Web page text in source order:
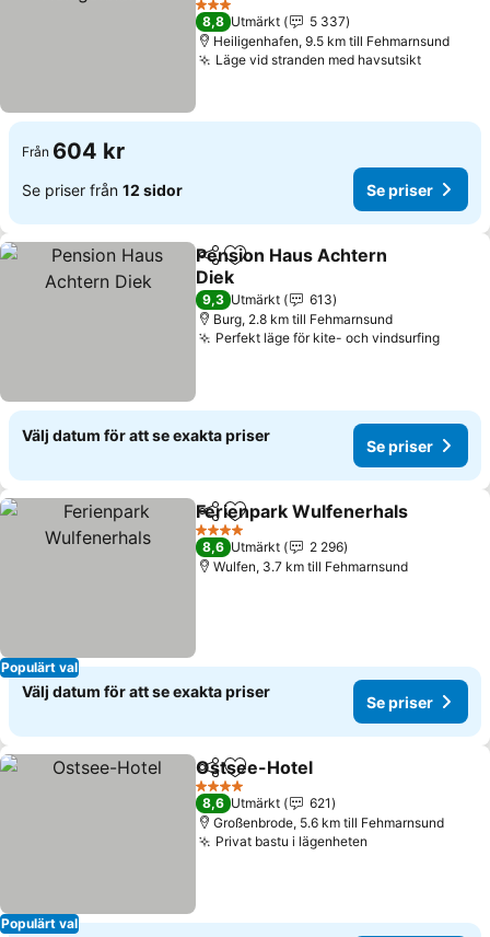
3 Stjärnor
8,8 Utmärkt
5 337
Heiligenhafen, 9.5 km till Fehmarnsund
Läge vid stranden med havsutsikt
Från 604 kr
Se priser från 12 sidor Se priser
Dela Lägg till i Mina Favoriter
Pension Haus Achtern
Diek
9,3 Utmärkt
613
Burg, 2.8 km till Fehmarnsund
Perfekt läge för kite- och vindsurfing
Välj datum för att se exakta priser
Se priser
Populärt val
Dela Lägg till i Mina Favoriter
Ferienpark Wulfenerhals
4 Stjärnor
8,6 Utmärkt
2 296
Wulfen, 3.7 km till Fehmarnsund
Välj datum för att se exakta priser
Se priser
Populärt val
Dela Lägg till i Mina Favoriter
Ostsee-Hotel
4 Stjärnor
8,6 Utmärkt
621
Großenbrode, 5.6 km till Fehmarnsund
Privat bastu i lägenheten